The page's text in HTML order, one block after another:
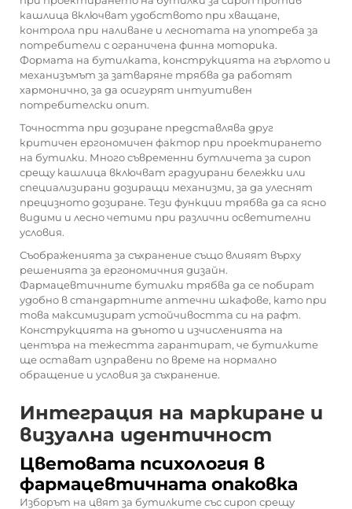
кашлица включват удобството при хващане,
контрола при наливане и леснотата на употреба за
потребители с ограничена финна моторика.
Формата на бутилката, конструкцията на гърлото и
механизъмът за затваряне трябва да работят
хармонично, за да осигурят интуитивен
потребителски опит.
Точността при дозиране представлява друг
критичен ергономичен фактор при проектирането
на бутилки. Много съвременни бутличета за сироп
срещу кашлица включват градуирани бележки или
специализирани дозиращи механизми, за да улеснят
прецизното дозиране. Тези функции трябва да са ясно
видими и лесно четими при различни осветителни
условия.
Съображенията за съхранение също влияят върху
решенията за ергономичния дизайн.
Фармацевтичните бутилки трябва да се побират
удобно в стандартните аптечни шкафове, като при
това максимизират устойчивостта си на рафт.
Конструкцията на дъното и изчисленията на
центъра на тежестта гарантират, че бутилките
ще остават изправени по време на нормално
обращение и условия за съхранение.
Интеграция на маркиране и
визуална идентичност
Цветовата психология в
фармацевтичната опаковка
Изборът на цвят за бутилките със сироп срещу